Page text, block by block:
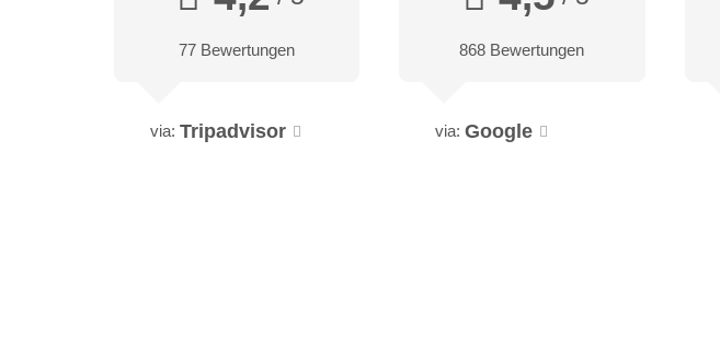
77 Bewertungen
via: Tripadvisor
868 Bewertungen
via: Google